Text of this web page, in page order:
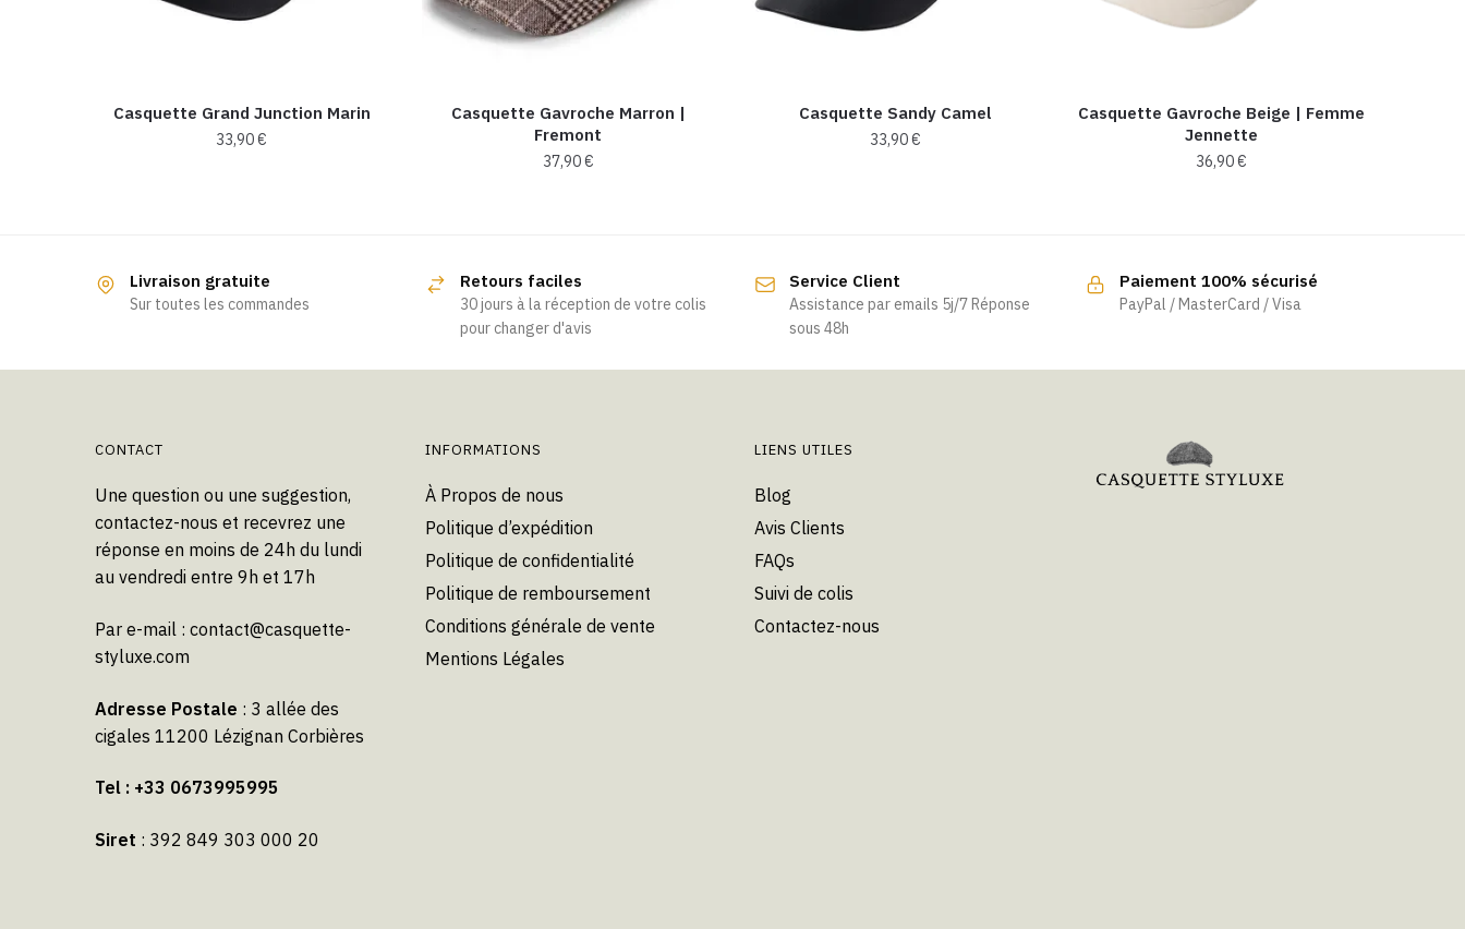
Casquette Grand Junction Marin
33,90€
Casquette Gavroche Marron |
Fremont
37,90€
Casquette Sandy Camel
33,90€
Casquette Gavroche Beige | Femme
Jennette
36,90€
Livraison gratuite
Sur toutes les commandes
Retours faciles
30 jours à la réception de votre colis
pour changer d'avis
Service Client
Assistance par emails 5j/7 Réponse
sous 48h
Paiement 100% sécurisé
PayPal / MasterCard / Visa
CONTACT
Une question ou une suggestion,
contactez-nous et recevrez une
réponse en moins de 24h du lundi
au vendredi entre 9h et 17h
Par e-mail : contact@casquette-
styluxe.com
Adresse Postale : 3 allée des
cigales 11200 Lézignan Corbières
Tel : +33 0673995995
Siret : 392 849 303 000 20
INFORMATIONS
À Propos de nous
Politique d’expédition
Politique de confidentialité
Politique de remboursement
Conditions générale de vente
Mentions Légales
LIENS UTILES
Blog
Avis Clients
FAQs
Suivi de colis
Contactez-nous